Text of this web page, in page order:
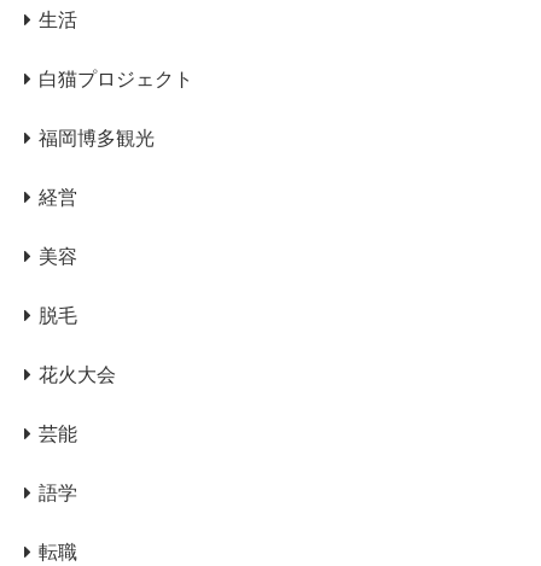
生活
白猫プロジェクト
福岡博多観光
経営
美容
脱毛
花火大会
芸能
語学
転職